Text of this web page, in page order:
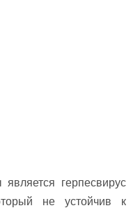
герпесвирус
не устойчив к